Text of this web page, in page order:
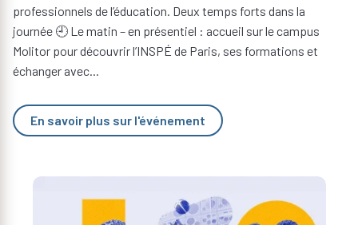
professionnels de l’éducation. Deux temps forts dans la
journée 🕘 Le matin – en présentiel : accueil sur le campus
Molitor pour découvrir l’INSPÉ de Paris, ses formations et
échanger avec...
En savoir plus sur l'événement